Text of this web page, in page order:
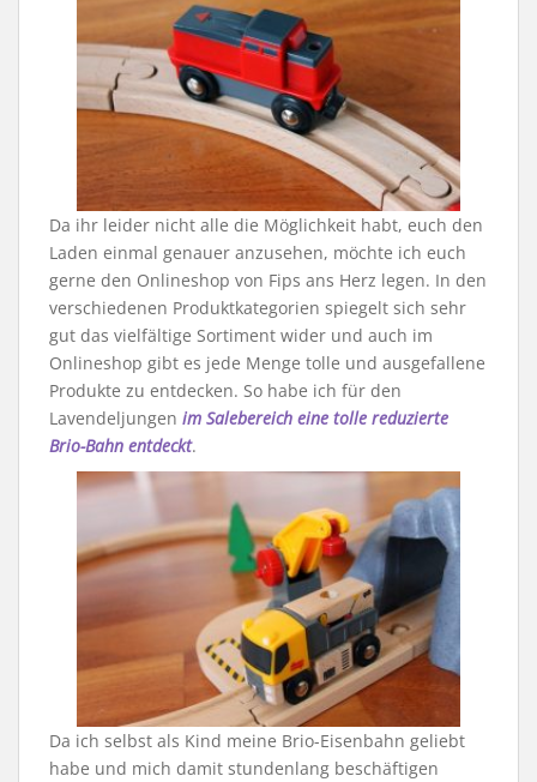
Da ihr leider nicht alle die Möglichkeit habt, euch den
Laden einmal genauer anzusehen, möchte ich euch
gerne den Onlineshop von Fips ans Herz legen. In den
verschiedenen Produktkategorien spiegelt sich sehr
gut das vielfältige Sortiment wider und auch im
Onlineshop gibt es jede Menge tolle und ausgefallene
Produkte zu entdecken. So habe ich für den
Lavendeljungen im Salebereich eine tolle reduzierte
Brio-Bahn entdeckt.
Da ich selbst als Kind meine Brio-Eisenbahn geliebt
habe und mich damit stundenlang beschäftigen